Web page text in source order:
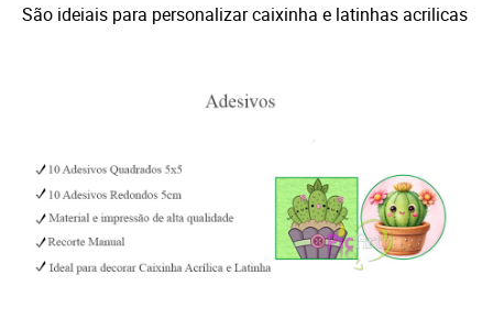
São ideiais para personalizar caixinha e latinhas acrilicas